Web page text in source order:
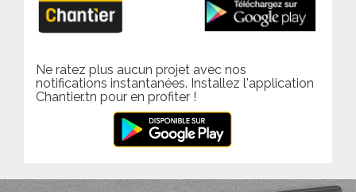
Ne ratez plus aucun projet avec nos
notifications instantanées. Installez l'application
Chantier.tn pour en profiter !